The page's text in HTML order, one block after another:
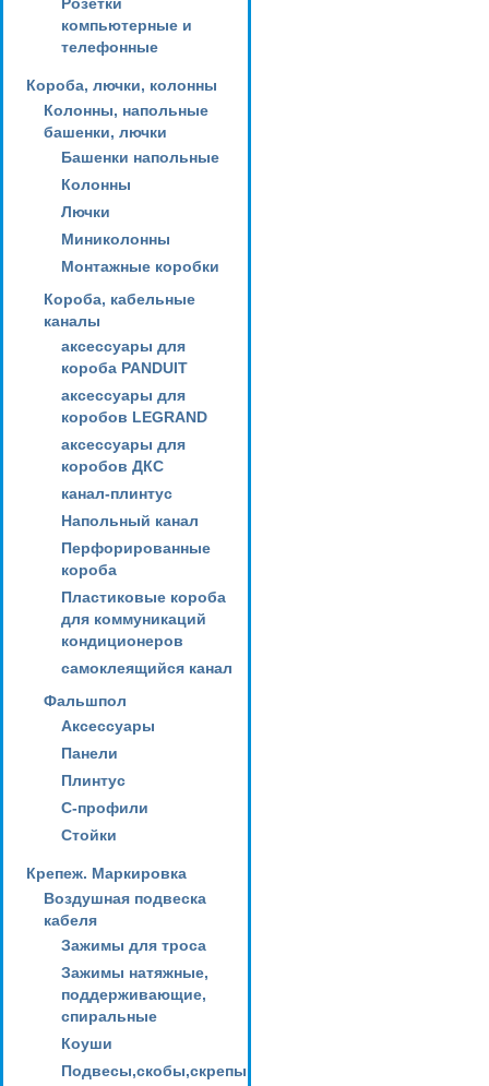
компьютерные и
телефонные
Короба, лючки, колонны
Колонны, напольные
башенки, лючки
Башенки напольные
Колонны
Лючки
Миниколонны
Монтажные коробки
Короба, кабельные
каналы
аксессуары для
короба PANDUIT
аксессуары для
коробов LEGRAND
аксессуары для
коробов ДКС
канал-плинтус
Напольный канал
Перфорированные
короба
Пластиковые короба
для коммуникаций
кондиционеров
самоклеящийся канал
Фальшпол
Аксессуары
Панели
Плинтус
С-профили
Стойки
Крепеж. Маркировка
Воздушная подвеска
кабеля
Зажимы для троса
Зажимы натяжные,
поддерживающие,
спиральные
Коуши
Подвесы,скобы,скрепы